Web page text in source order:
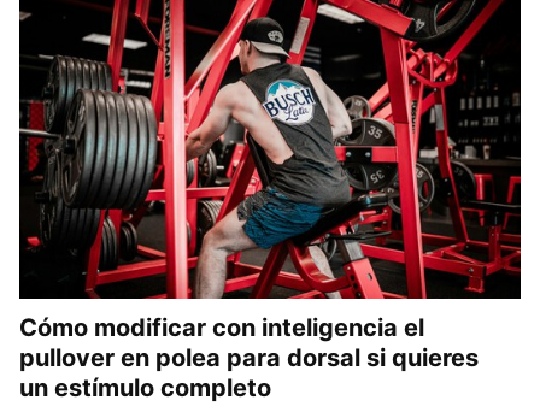
Cómo modificar con inteligencia el
pullover en polea para dorsal si quieres
un estímulo completo